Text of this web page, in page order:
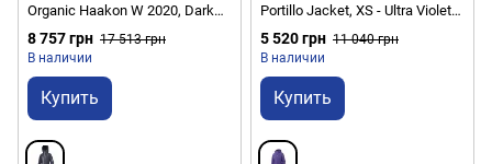
Organic Haakon W 2020, Dark
Blue, XS (PO WVT149B-XS)
8 757 грн 17 513 грн
В наличии
Купить
Portillo Jacket, XS - Ultra Violet
(MRT 75130.6393-XS)
5 520 грн 11 040 грн
В наличии
Купить